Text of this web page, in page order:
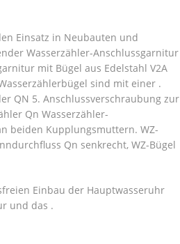
Einsatz in Neubauten und
Wasserzähler-Anschlussgarnitur
mit Bügel aus Edelstahl V2A
sind mit einer .
QN 5. Anschlussverschraubung zur
Qn Wasserzähler-
beiden Kupplungsmuttern. WZ-
Qn senkrecht, WZ-Bügel
Einbau der Hauptwasseruhr
und das .